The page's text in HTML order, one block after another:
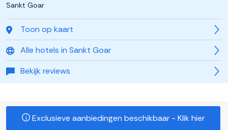
Toon op kaart
Alle hotels in Sankt Goar
Bekijk reviews
Sankt Goar
Exclusieve aanbiedingen beschikbaar - Klik hier